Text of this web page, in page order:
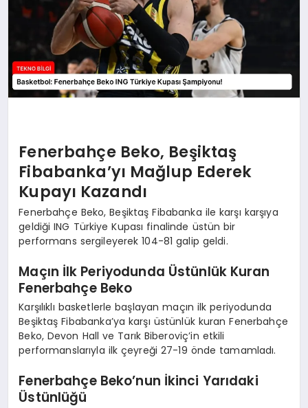
Fenerbahçe Beko, Beşiktaş
Fibabanka’yı Mağlup Ederek
Kupayı Kazandı
Fenerbahçe Beko, Beşiktaş Fibabanka ile karşı karşıya
geldiği ING Türkiye Kupası finalinde üstün bir
performans sergileyerek 104-81 galip geldi.
Maçın İlk Periyodunda Üstünlük Kuran
Fenerbahçe Beko
Karşılıklı basketlerle başlayan maçın ilk periyodunda
Beşiktaş Fibabanka’ya karşı üstünlük kuran Fenerbahçe
Beko, Devon Hall ve Tarık Biberoviç’in etkili
performanslarıyla ilk çeyreği 27-19 önde tamamladı.
Fenerbahçe Beko’nun İkinci Yarıdaki
Üstünlüğü